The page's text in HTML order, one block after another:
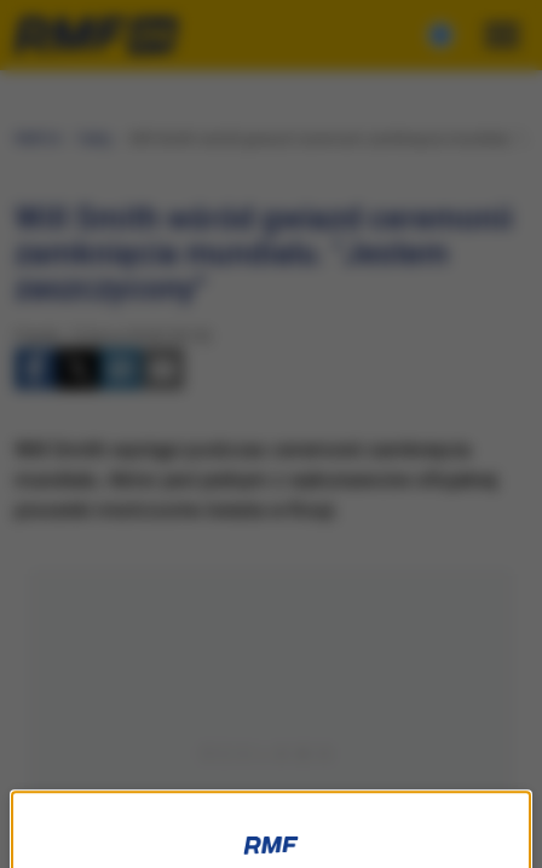
Will Smith wśród gwiazd ceremonii
zamknięcia mundialu. "Jestem
zaszczycony"